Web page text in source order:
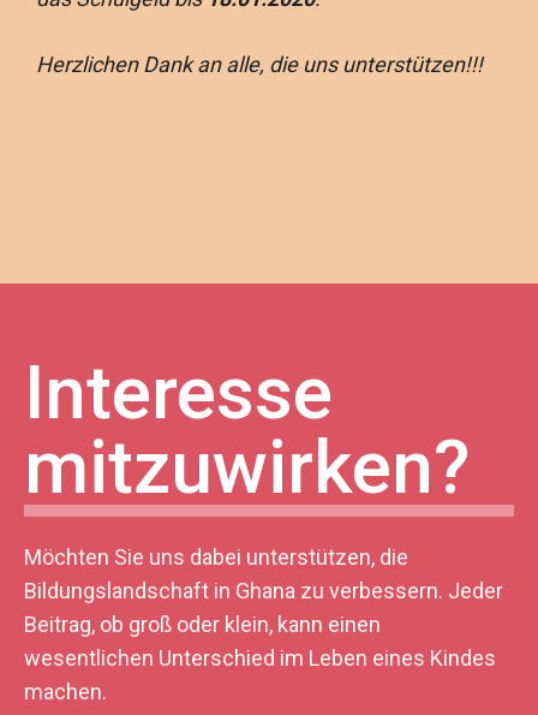
Herzlichen Dank an alle, die uns unterstützen!!!
Interesse
mitzuwirken?
Möchten Sie uns dabei unterstützen, die
Bildungslandschaft in Ghana zu verbessern. Jeder
Beitrag, ob groß oder klein, kann einen
wesentlichen Unterschied im Leben eines Kindes
machen.